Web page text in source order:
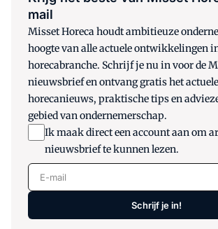
mail
Misset Horeca houdt ambitieuze
hoogte van alle actuele ontwikkelingen
horecabranche. Schrijf je nu in voor de
nieuwsbrief en ontvang gratis het actuele
horecanieuws, praktische tips en
gebied van ondernemerschap.
Ik maak direct een account aan om
nieuwsbrief te kunnen lezen.
E-mail
Schrijf je in!